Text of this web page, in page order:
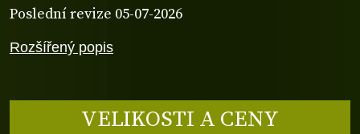
Rozšířený popis
Poslední revize 05-07-2026
VELIKOSTI A CENY